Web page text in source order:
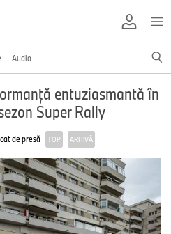
Audio
entuziasmantă în
Super Rally
de presă TOP ARHIVĂ